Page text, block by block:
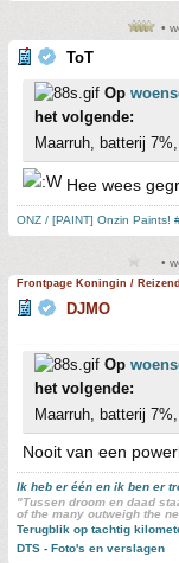
•
ToT
Op
het volgende:
Maarruh, batterij
Hee wees
ONZ / [PAINT] Onzin Paints!
•
Frontpage Koningin /
DJMO
Op
het volgende:
Maarruh, batterij
Nooit van een
Ik heb er één en ik ben er
"Tussen droom en daad
of the many outweigh the
Terugblik op tachtig
DTS - Foto's en verslagen